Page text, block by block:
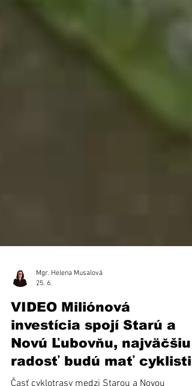
Mgr. Helena Musalová
VIDEO Miliónová
investícia spojí Starú a
Novú Ľubovňu, najväčšiu